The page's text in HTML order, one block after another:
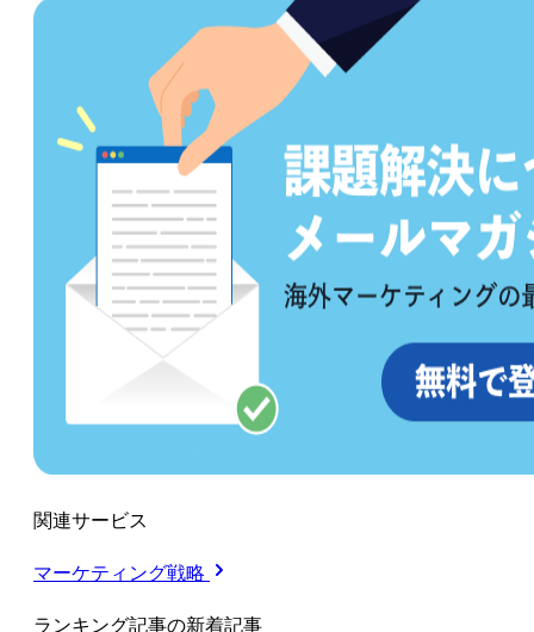
関連サービス
マーケティング戦略
ランキング記事の新着記事